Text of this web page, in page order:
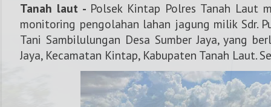
Tanah laut - Polsek Kintap Polres Tanah Laut
monitoring pengolahan lahan jagung milik Sdr.
Tani Sambilulungan Desa Sumber Jaya, yang
Jaya, Kecamatan Kintap, Kabupaten Tanah Laut.